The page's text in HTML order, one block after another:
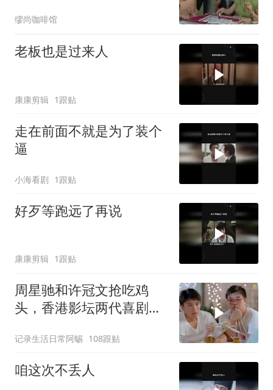
缪尚咖啡馆
老板也是过来人
康康剪辑 1跟贴
走在前面不就是为了装个
逼
小海看剧 1跟贴
好歹等跑远了再说
康康剪辑 1跟贴
周星驰和许冠文抢吃鸡
头，香港影坛两代喜剧之
记录生活日常阿蜴 108跟贴
咱这次不丢人